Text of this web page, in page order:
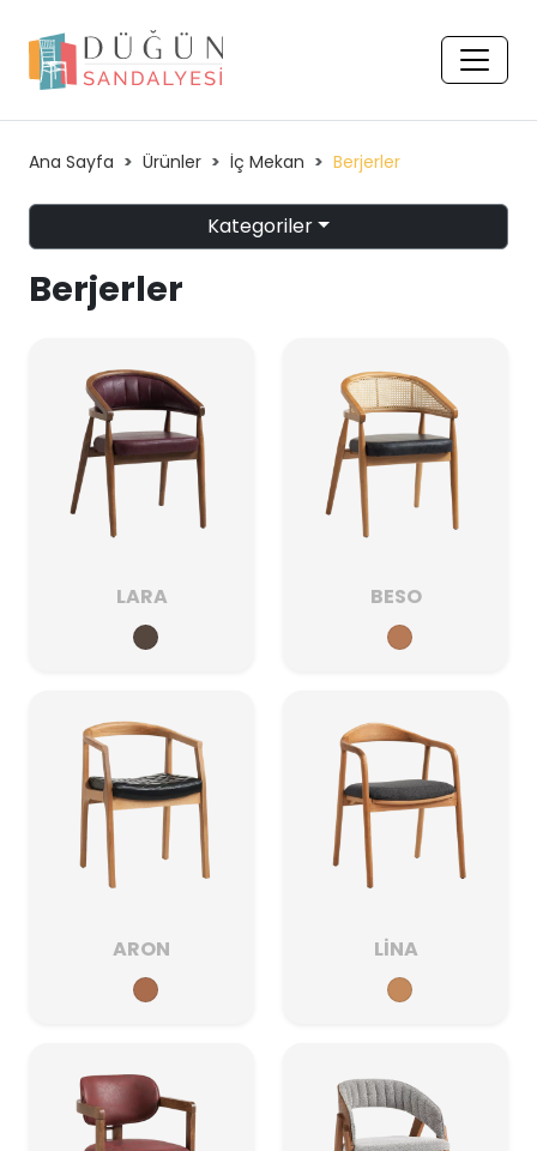
Ana Sayfa Ürünler İç Mekan Berjerler
Kategoriler
Berjerler
LARA BESO
ARON LİNA